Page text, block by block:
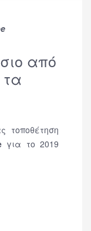
από
τοποθέτηση
για το 2019